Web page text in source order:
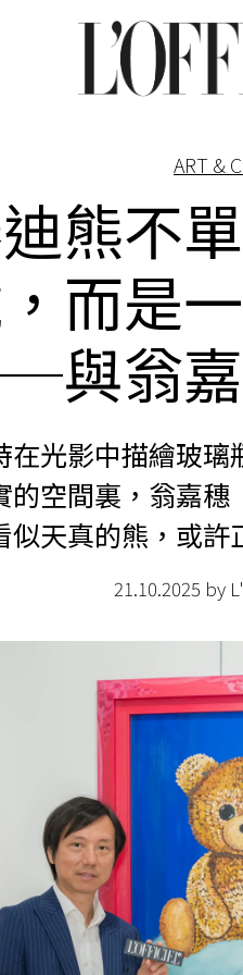
ART &
熊不
而是
翁嘉
在光影中描繪玻
空間裏， 翁嘉穗
似天真的熊，或許
21.10.2025 by